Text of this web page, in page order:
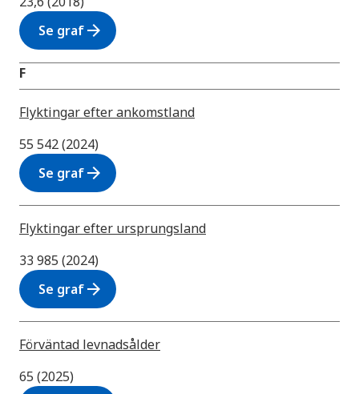
Se grafarrow_forward
F
Flyktingar efter ankomstland
55 542 (2024)
Se grafarrow_forward
Flyktingar efter ursprungsland
33 985 (2024)
Se grafarrow_forward
Förväntad levnadsålder
65 (2025)